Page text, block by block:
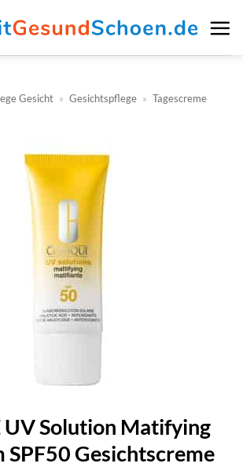
Gesicht » Gesichtspflege » Tagescreme
UV Solution Matifying
SPF50 Gesichtscreme